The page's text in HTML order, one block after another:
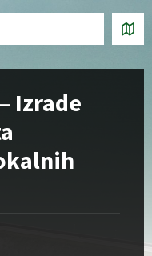
Izrade